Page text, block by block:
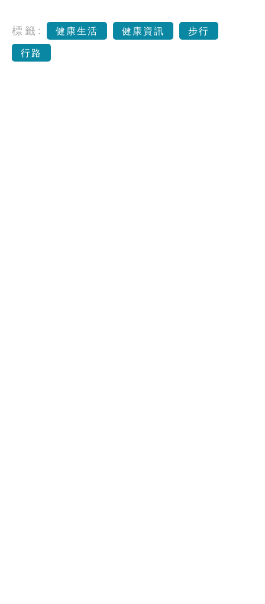
標籤: 健康生活 健康資訊
步行
行路